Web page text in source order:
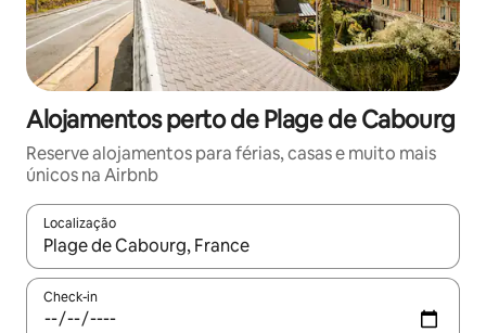
Alojamentos perto de Plage de Cabourg
Reserve alojamentos para férias, casas e muito mais
únicos na Airbnb
Localização
Quando os resultados estiverem disponíveis, navegue com
Check-in